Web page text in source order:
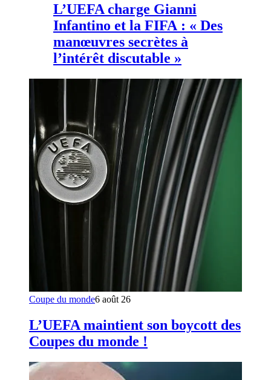
L’UEFA charge Gianni
Infantino et la FIFA : « Des
manœuvres secrètes à
l’intérêt discutable »
Coupe du monde6 août 26
L’UEFA maintient son boycott des
Coupes du monde !